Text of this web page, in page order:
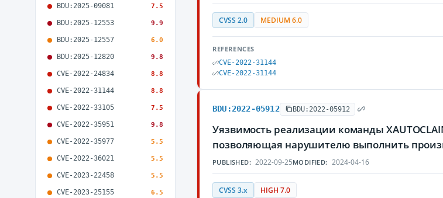
BDU:2025-09081 7.5
BDU:2025-12553 9.9
BDU:2025-12557 6.0
BDU:2025-12820 9.8
CVE-2022-24834 8.8
CVE-2022-31144 8.8
CVE-2022-33105 7.5
CVE-2022-35951 9.8
CVE-2022-35977 5.5
CVE-2022-36021 5.5
CVE-2023-22458 5.5
CVE-2023-25155 6.5
CVSS 2.0 MEDIUM 6.0
REFERENCES
CVE-2022-31144
CVE-2022-31144
BDU:2022-05912 BDU:2022-05912
Уязвимость реализации команды
позволяющая нарушителю выполнить
PUBLISHED: 2022-09-25MODIFIED: 2024-04-16
CVSS 3.x HIGH 7.0